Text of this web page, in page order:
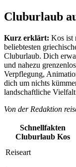
Cluburlaub
Kurz erklärt: Kos ist
beliebtesten
Cluburlaub. Dich
und nahezu
Verpflegung,
dich um nichts
landschaftliche
Von der Redaktion
Schnellfakten
Cluburlaub Kos
Reiseart